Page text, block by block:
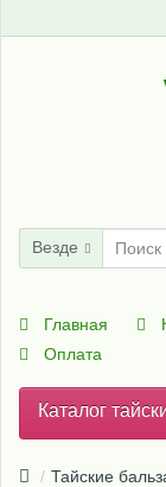
Везде
Главная
Оплата
Каталог
Тайские